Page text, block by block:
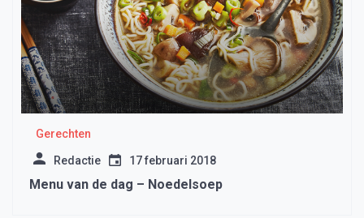
Gerechten
Redactie 17 februari 2018
Menu van de dag – Noedelsoep